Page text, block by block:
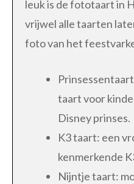
leuk is de fototaart in
vrijwel alle taarten
foto van het
taart voor
Disney prinses.
K3 taart: een
kenmerkende
Nijntje taart: